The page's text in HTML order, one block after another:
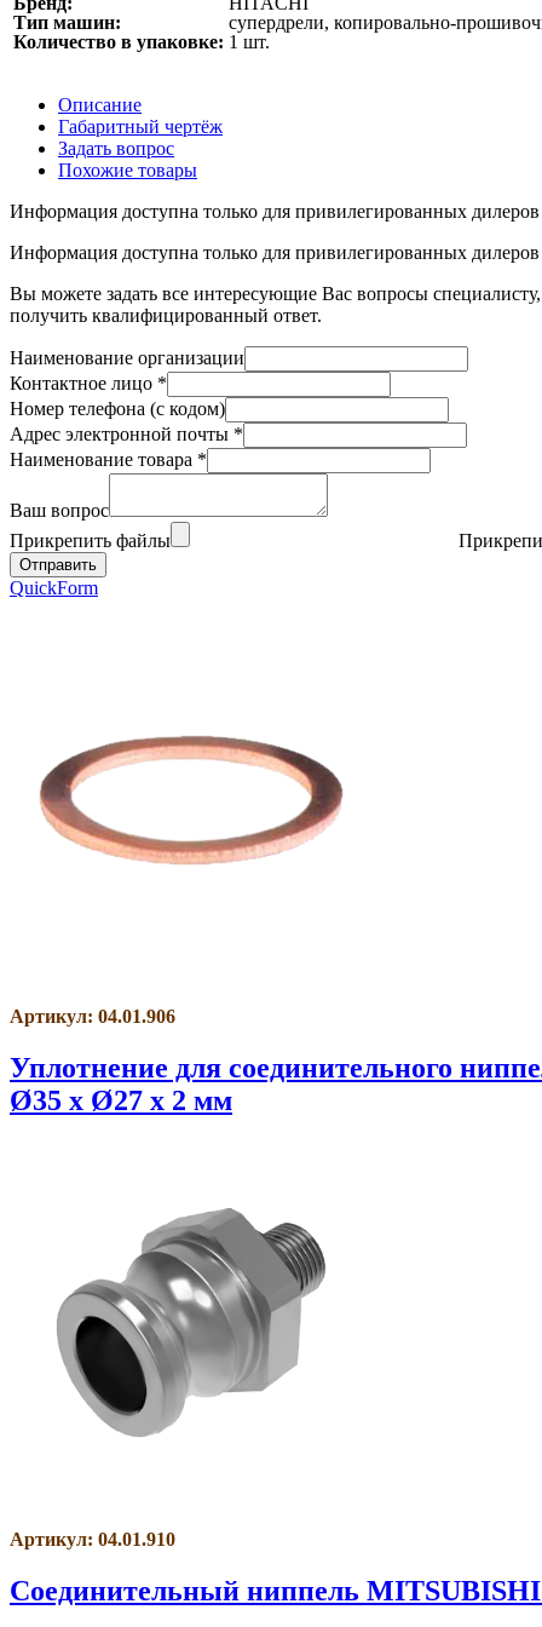
Тип машин:
супердрели, копировально-
Количество в упаковке: 1 шт.
Описание
Габаритный чертёж
Задать вопрос
Похожие товары
Информация доступна только для привилегированных
Информация доступна только для привилегированных
Вы можете задать все интересующие Вас вопросы
получить квалифицированный ответ.
Наименование организации
Контактное лицо *
Номер телефона (с кодом)
Адрес электронной почты *
Наименование товара *
Ваш вопрос
Прикрепить файлы
QuickForm
Артикул: 04.01.906
Уплотнение для соединительного
Ø35 x Ø27 x 2 мм
Артикул: 04.01.910
Соединительный ниппель